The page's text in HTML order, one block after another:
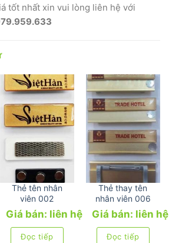
tốt nhất xin vui lòng liên hệ với
Thẻ tên nhân
viên 002
Giá bán: liên hệ
Đọc tiếp
Thẻ thay tên
nhân viên 006
Giá bán: liên hệ
Đọc tiếp